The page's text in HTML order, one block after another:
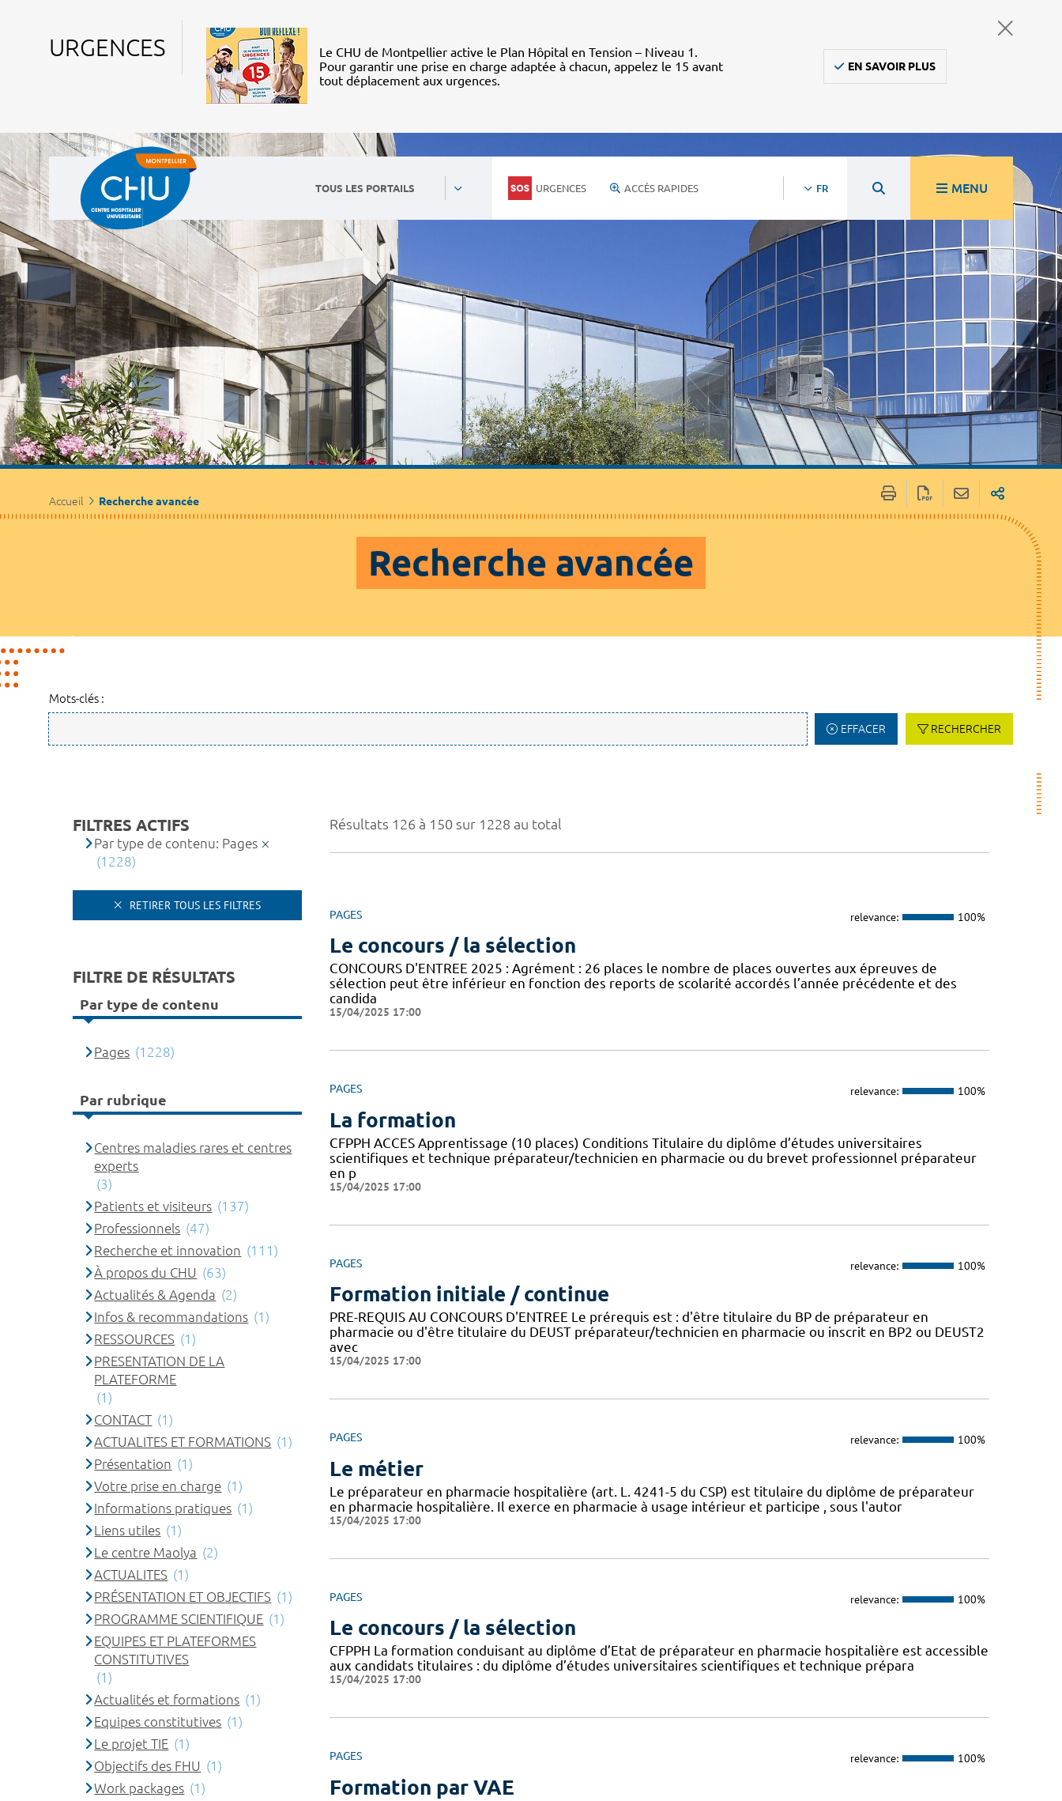
URGENCES
Le CHU de Montpellier active le Plan Hôpital en Tension – Niveau 1.
Pour garantir une prise en charge adaptée à chacun, appelez le 15 avant
tout déplacement aux urgences.
EN SAVOIR PLUS
TOUS LES PORTAILS URGENCES ACCÈS RAPIDES FR MENU
Accueil Recherche avancée
Recherche avancée
Mots-clés :
EFFACER RECHERCHER
Résultats 126 à 150 sur 1228 au total
PAGES relevance: 100%
Le concours / la sélection
CONCOURS D'ENTREE 2025 : Agrément : 26 places le nombre de places ouvertes aux épreuves de
sélection peut être inférieur en fonction des reports de scolarité accordés l’année précédente et des
candida
15/04/2025 17:00
PAGES relevance: 100%
La formation
CFPPH ACCES Apprentissage (10 places) Conditions Titulaire du diplôme d’études universitaires
scientifiques et technique préparateur/technicien en pharmacie ou du brevet professionnel préparateur
en p
15/04/2025 17:00
PAGES relevance: 100%
Formation initiale / continue
PRE-REQUIS AU CONCOURS D'ENTREE Le prérequis est : d'être titulaire du BP de préparateur en
pharmacie ou d'être titulaire du DEUST préparateur/technicien en pharmacie ou inscrit en BP2 ou DEUST2
avec
15/04/2025 17:00
PAGES relevance: 100%
Le métier
Le préparateur en pharmacie hospitalière (art. L. 4241-5 du CSP) est titulaire du diplôme de préparateur
en pharmacie hospitalière. Il exerce en pharmacie à usage intérieur et participe , sous l'autor
15/04/2025 17:00
PAGES relevance: 100%
Le concours / la sélection
CFPPH La formation conduisant au diplôme d’Etat de préparateur en pharmacie hospitalière est accessible
aux candidats titulaires : du diplôme d’études universitaires scientifiques et technique prépara
15/04/2025 17:00
PAGES relevance: 100%
Formation par VAE
FILTRES ACTIFS
Par type de contenu: Pages
(1228)
RETIRER TOUS LES FILTRES
FILTRE DE RÉSULTATS
Par type de contenu
Pages (1228)
Par rubrique
Centres maladies rares et centres
experts
(3)
Patients et visiteurs (137)
Professionnels (47)
Recherche et innovation (111)
À propos du CHU (63)
Actualités & Agenda (2)
Infos & recommandations (1)
RESSOURCES (1)
PRESENTATION DE LA
PLATEFORME
(1)
CONTACT (1)
ACTUALITES ET FORMATIONS (1)
Présentation (1)
Votre prise en charge (1)
Informations pratiques (1)
Liens utiles (1)
Le centre Maolya (2)
ACTUALITES (1)
PRÉSENTATION ET OBJECTIFS (1)
PROGRAMME SCIENTIFIQUE (1)
EQUIPES ET PLATEFORMES
CONSTITUTIVES
(1)
Actualités et formations (1)
Equipes constitutives (1)
Le projet TIE (1)
Objectifs des FHU (1)
Work packages (1)